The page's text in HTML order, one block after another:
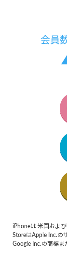
iPhoneは 米国およ
StoreはApple Inc.の
Google Inc.の商標ま